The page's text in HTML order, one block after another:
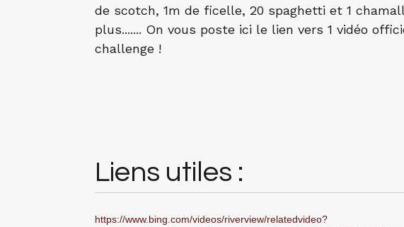
de scotch, 1m de ficelle, 20 spaghetti et 1
plus....... On vous poste ici le lien vers 1 vidéo
challenge !
Liens utiles :
https://www.bing.com/videos/riverview/relatedvideo?